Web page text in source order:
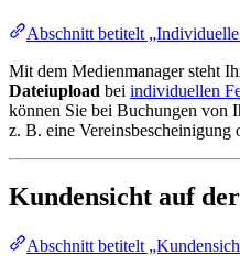
Abschnitt betitelt
Mit dem Medienmanager steht
Dateiupload bei individuellen
können Sie bei Buchungen von
z. B. eine Vereinsbescheinigung
Kundensicht auf
Abschnitt betitelt